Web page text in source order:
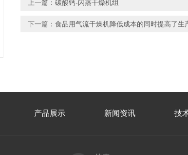
上一篇： 碳酸钙-闪蒸干燥机组
下一篇： 食品用气流干燥机降低成本的同时提高了生
产品展示 新闻资讯 技